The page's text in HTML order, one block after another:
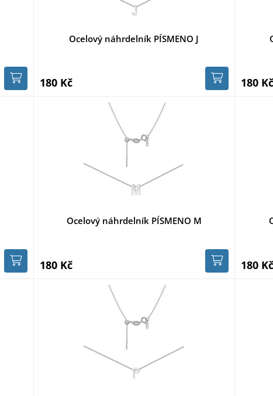
Ocelový náhrdelník PÍSMENO J
180 Kč 180 Kč
Ocelový náhrdelník PÍSMENO M
180 Kč 180 Kč